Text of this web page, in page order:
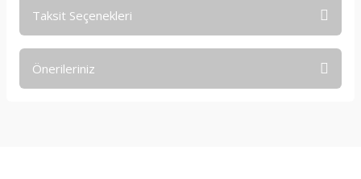
Taksit Seçenekleri
Önerileriniz